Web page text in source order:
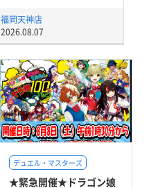
福岡天神店
2026.08.07
デュエル・マスターズ
★緊急開催★ドラゴン娘